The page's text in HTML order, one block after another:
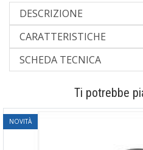
DESCRIZIONE
CARATTERISTICHE
SCHEDA TECNICA
Ti potrebbe
NOVITÀ